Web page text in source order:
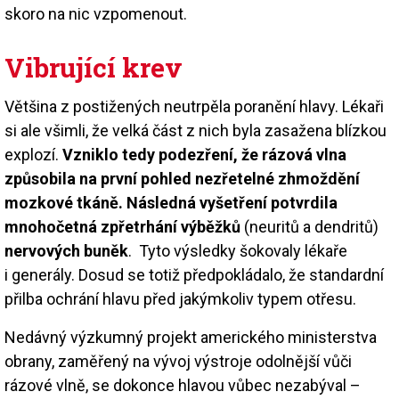
skoro na nic vzpomenout.
Vibrující krev
Většina z postižených neutrpěla poranění hlavy. Lékaři
si ale všimli, že velká část z nich byla zasažena blízkou
explozí. Vzniklo tedy podezření, že rázová vlna
způsobila na první pohled nezřetelné zhmoždění
mozkové tkáně. Následná vyšetření potvrdila
mnohočetná zpřetrhání výběžků (neuritů a dendritů)
nervových buněk. Tyto výsledky šokovaly lékaře
i generály. Dosud se totiž předpokládalo, že standardní
přilba ochrání hlavu před jakýmkoliv typem otřesu.
Nedávný výzkumný projekt amerického ministerstva
obrany, zaměřený na vývoj výstroje odolnější vůči
rázové vlně, se dokonce hlavou vůbec nezabýval –